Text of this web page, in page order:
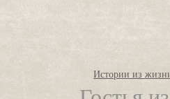
Истории из